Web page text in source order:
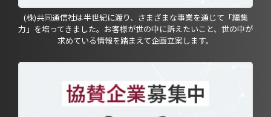
(株)共同通信社は半世紀に渡り、さまざまな事業を通じて「編集
力」を培ってきました。お客様が世の中に訴えたいこと、世の中が
求めている情報を踏まえて企画立案します。